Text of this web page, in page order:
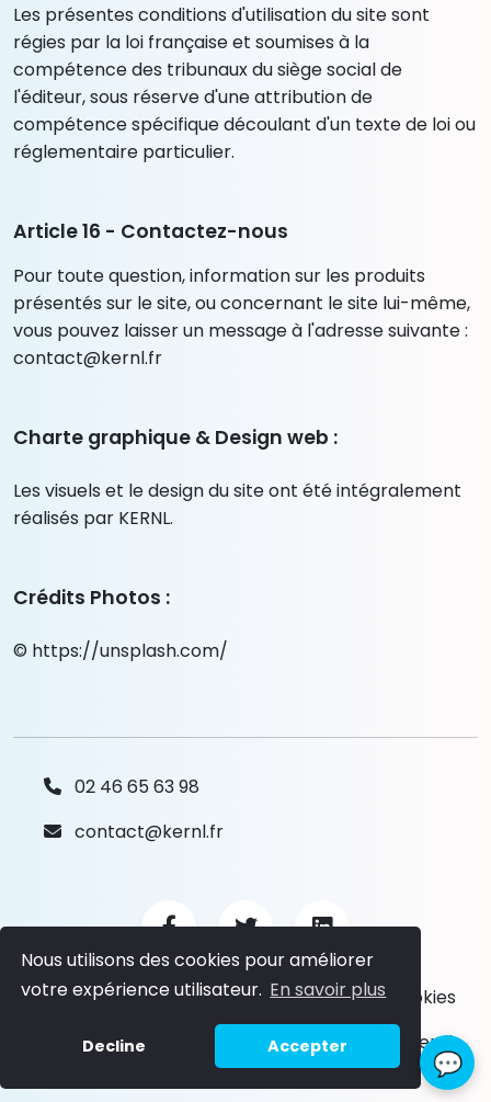
Nous utilisons des cookies pour améliorer
votre expérience utilisateur. En savoir plus
Decline Accepter
Les présentes conditions d'utilisation du site sont
régies par la loi française et soumises à la
compétence des tribunaux du siège social de
l'éditeur, sous réserve d'une attribution de
compétence spécifique découlant d'un texte de loi ou
réglementaire particulier.
Article 16 - Contactez-nous
Pour toute question, information sur les produits
présentés sur le site, ou concernant le site lui-même,
vous pouvez laisser un message à l'adresse suivante :
contact@kernl.fr
Charte graphique & Design web :
Les visuels et le design du site ont été intégralement
réalisés par KERNL.
Crédits Photos :
© https://unsplash.com/
💬
02 46 65 63 98
contact@kernl.fr
Mentions légales &Gestion des cookies
Tous droits réservés.© 2026 Kernl.